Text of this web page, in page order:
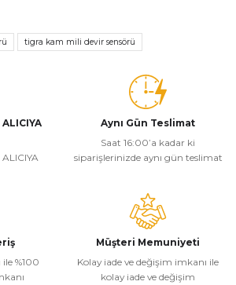
noktaları öneri formunu kullanarak
teşekkür ederiz.
bozuk veya görüntülenemiyor.
eksik bilgiler bulunuyor.
bulunuyor.
daha pahalı.
tigra kam mili devir sensörü
ALICIYA
Aynı Gün Teslimat
Saat 16:00’a kadar ki
siparişlerinizde aynı gün teslimat
ile %100
Müşteri Memuniyeti
Kolay iade ve değişim imkanı ile
kolay iade ve değişim